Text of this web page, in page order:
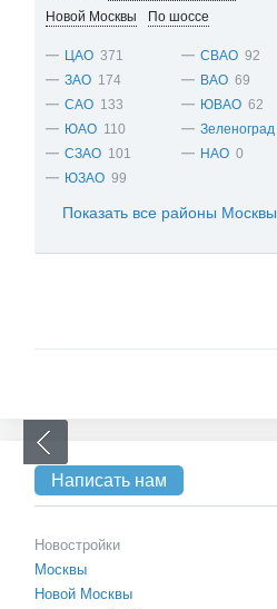
Новой Москвы
По шоссе
ЦАО 371
ЗАО 174
САО 133
ЮАО 110
СЗАО 101
ЮЗАО 99
СВАО 92
ВАО 69
ЮВАО 62
Зеленоград
НАО 0
Показать все районы Москвы
Написать нам
Новостройки
Москвы
Новой Москвы